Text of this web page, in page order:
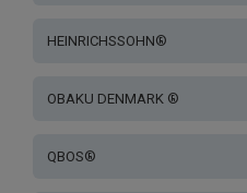
HEINRICHSSOHN®
OBAKU DENMARK ®
QBOS®